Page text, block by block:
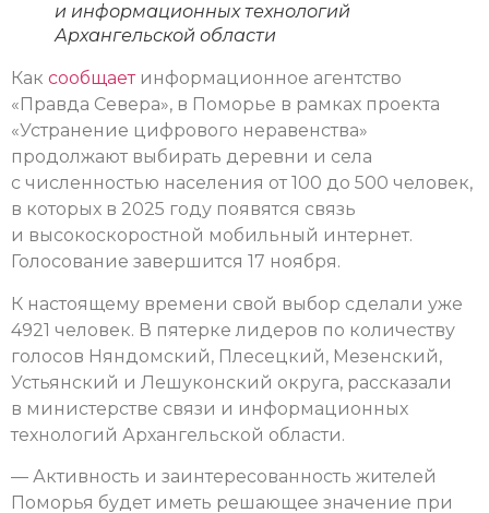
и информационных технологий
Архангельской области
Как сообщаетинформационное агентство
«Правда Севера», в Поморье в рамках проекта
«Устранение цифрового неравенства»
продолжают выбирать деревни и села
с численностью населения от 100 до 500 человек,
в которых в 2025 году появятся связь
и высокоскоростной мобильный интернет.
Голосование завершится 17 ноября.
К настоящему времени свой выбор сделали уже
4921 человек. В пятерке лидеров по количеству
голосов Няндомский, Плесецкий, Мезенский,
Устьянский и Лешуконский округа, рассказали
в министерстве связи и информационных
технологий Архангельской области.
— Активность и заинтересованность жителей
Поморья будет иметь решающее значение при